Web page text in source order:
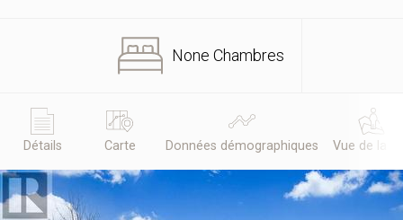
None Chambres
Détails Carte Données démographiques Vue de la